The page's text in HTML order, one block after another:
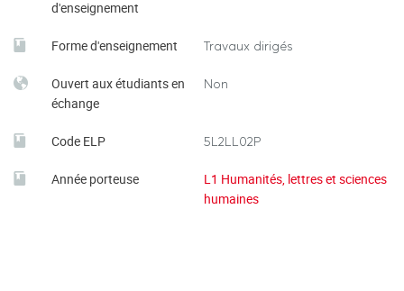
d'enseignement
Forme d'enseignement Travaux dirigés
Ouvert aux étudiants en
échange
Non
Code ELP 5L2LL02P
Année porteuse
L1 Humanités, lettres et sciences
humaines